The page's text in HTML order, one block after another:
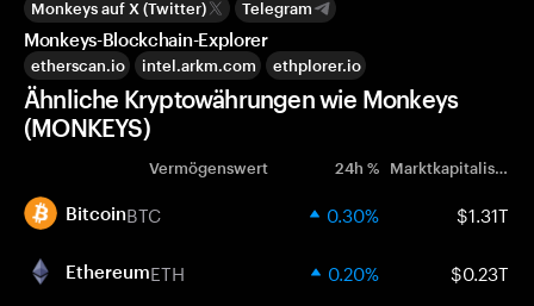
Monkeys auf X (Twitter) Telegram
Monkeys-Blockchain-Explorer
etherscan.io intel.arkm.com ethplorer.io
Ähnliche Kryptowährungen wie Monkeys
(MONKEYS)
Vermögenswert 24h % Marktkapitalisierung
BitcoinBTC 0.30% $1.31T
EthereumETH 0.20% $0.23T